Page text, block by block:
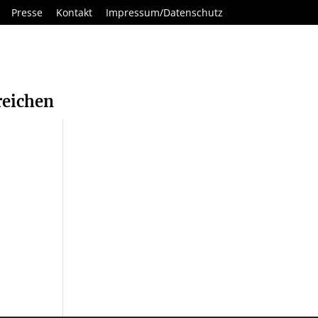
Presse Kontakt Impressum/Datenschutz